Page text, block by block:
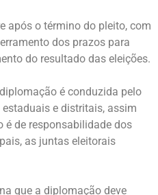
após o término do pleito, com
dos prazos para
do resultado das eleições.
é conduzida pelo
e distritais, assim
é de responsabilidade dos
as juntas eleitorais
que a diplomação deve